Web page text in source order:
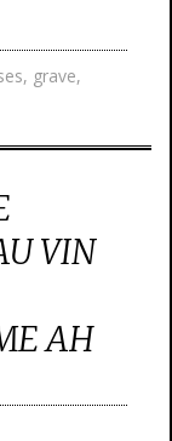
, grave,
VIN
AH